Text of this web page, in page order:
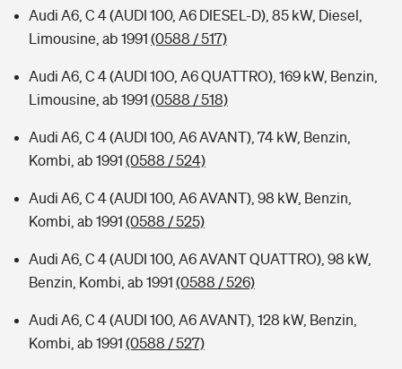
Audi A6, C 4 (AUDI 100, A6 DIESEL-D), 85 kW, Diesel,
Limousine, ab 1991 (0588 / 517)
Audi A6, C 4 (AUDI 10O, A6 QUATTRO), 169 kW, Benzin,
Limousine, ab 1991 (0588 / 518)
Audi A6, C 4 (AUDI 100, A6 AVANT), 74 kW, Benzin,
Kombi, ab 1991 (0588 / 524)
Audi A6, C 4 (AUDI 100, A6 AVANT), 98 kW, Benzin,
Kombi, ab 1991 (0588 / 525)
Audi A6, C 4 (AUDI 100, A6 AVANT QUATTRO), 98 kW,
Benzin, Kombi, ab 1991 (0588 / 526)
Audi A6, C 4 (AUDI 100, A6 AVANT), 128 kW, Benzin,
Kombi, ab 1991 (0588 / 527)